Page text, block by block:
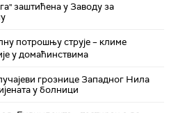
заштићена у Заводу за
потрошњу струје – климе
у домаћинствима
грознице Западног Нила
у болници